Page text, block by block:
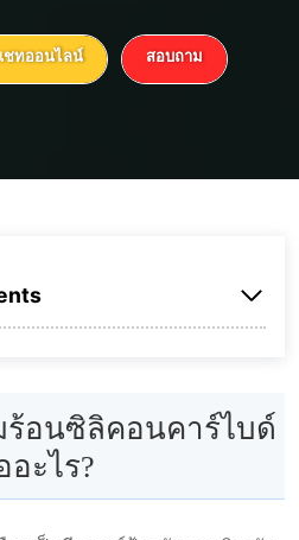
ชทออนไลน์ สอบถาม
รเคลือบ?
อนซิลิคอนคาร์ไบด์
ะไร?